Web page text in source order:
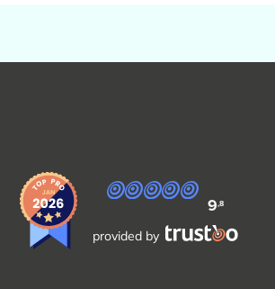
9,8
provided by